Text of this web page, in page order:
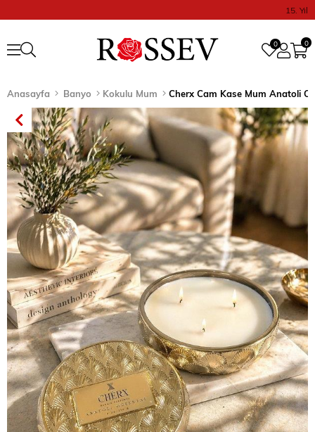
15. Yıl
0
0
Anasayfa Banyo Kokulu Mum Cherx Cam Kase Mum Anatoli